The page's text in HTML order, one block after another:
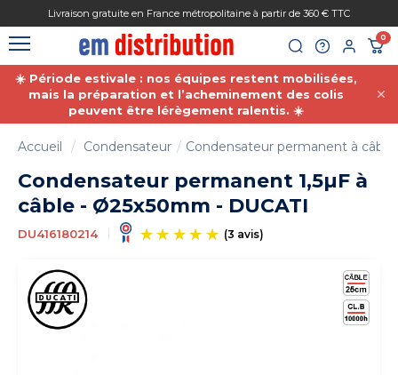
gratuite en France métropolitaine à partir de 360 € TTC
0
☀️ Période estivale : nos équipes restent mobilisées,
mais la préparation et l’acheminement des colis
peuvent être lérègement ralentis. ☀️
Accueil Condensateur Condensateur permanent à
Condensateur permanent 1,5µF à
câble - Ø25x50mm - DUCATI
DU416180214
Gestion des cookies